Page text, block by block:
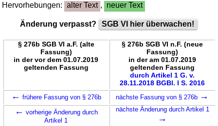
Hervorhebungen: alter Text , neuer Text
Änderung verpasst? SGB VI hier überwachen!
§ 276b SGB VI a.F. (alte
Fassung)
in der vor dem 01.07.2019
geltenden Fassung
§ 276b SGB VI n.F. (neue
Fassung)
in der am 01.07.2019
geltenden Fassung
durch Artikel 1 G. v.
28.11.2018 BGBl. I S. 2016
← frühere Fassung von § 276b nächste Fassung von § 276b →
← vorherige Änderung durch
Artikel 1
nächste Änderung durch Artikel 1
→